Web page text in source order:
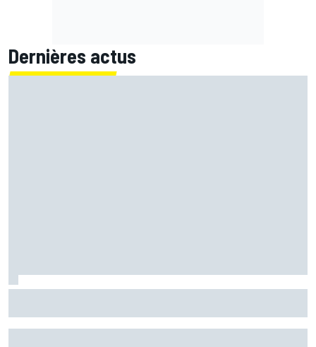
Dernières actus